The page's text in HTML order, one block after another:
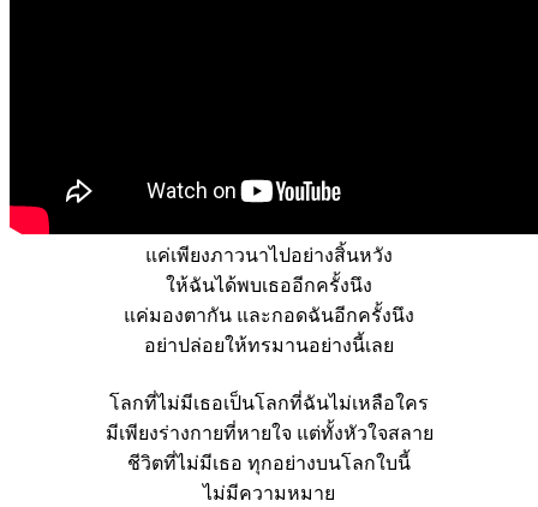
แค่เพียงภาวนาไปอย่างสิ้นหวัง
ให้ฉันได้พบเธออีกครั้งนึง
แค่มองตากัน และกอดฉันอีกครั้งนึง
อย่าปล่อยให้ทรมานอย่างนี้เลย
โลกที่ไม่มีเธอเป็นโลกที่ฉันไม่เหลือใคร
มีเพียงร่างกายที่หายใจ แต่ทั้งหัวใจสลาย
ชีวิตที่ไม่มีเธอ ทุกอย่างบนโลกใบนี้
ไม่มีความหมาย